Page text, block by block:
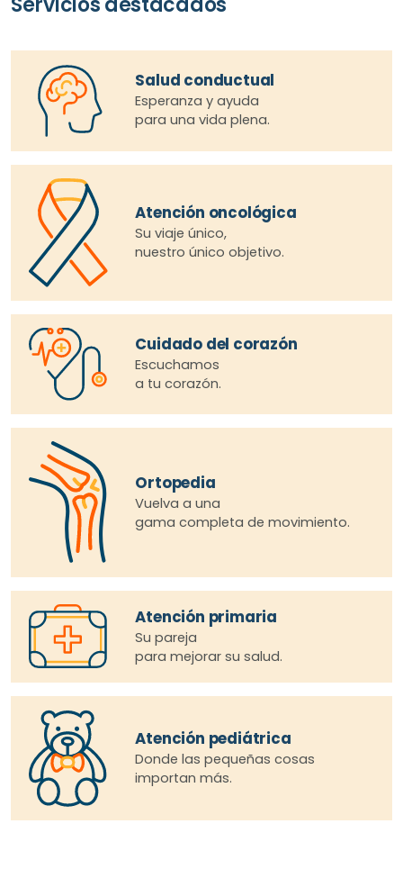
Salud conductual
Esperanza y ayuda
para una vida plena.
Atención oncológica
Su viaje único,
nuestro único objetivo.
Cuidado del corazón
Escuchamos
a tu corazón.
Ortopedia
Vuelva a una
gama completa de movimiento.
Atención primaria
Su pareja
para mejorar su salud.
Atención pediátrica
Donde las pequeñas cosas
importan más.